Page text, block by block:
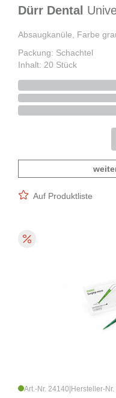
Dürr Dental
Absaugkanüle, Farbe
Packung: Schachtel
Inhalt: 20 Stück
Auf Produktliste
Art.-Nr. 24140 Hersteller-